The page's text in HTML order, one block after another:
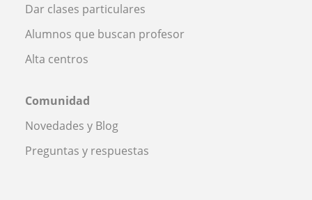
Dar clases particulares
Alumnos que buscan profesor
Alta centros
Comunidad
Novedades y Blog
Preguntas y respuestas